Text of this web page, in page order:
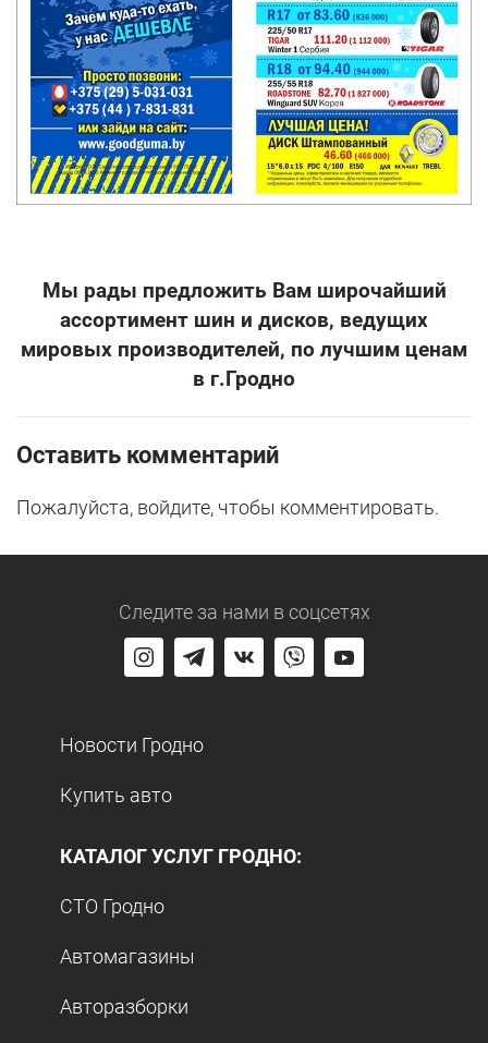
Мы рады предложить Вам широчайший
ассортимент шин и дисков, ведущих
мировых производителей, по лучшим ценам
в г.Гродно
Оставить комментарий
Пожалуйста, войдите, чтобы комментировать.
Следите за нами в соцсетях
Новости Гродно
Купить авто
КАТАЛОГ УСЛУГ ГРОДНО:
СТО Гродно
Автомагазины
Авторазборки